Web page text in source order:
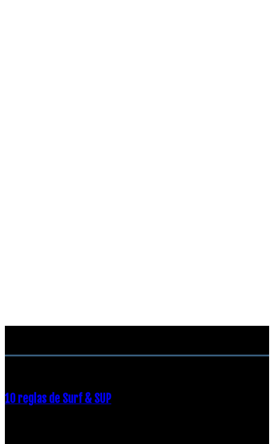
10 reglas de Surf & SUP